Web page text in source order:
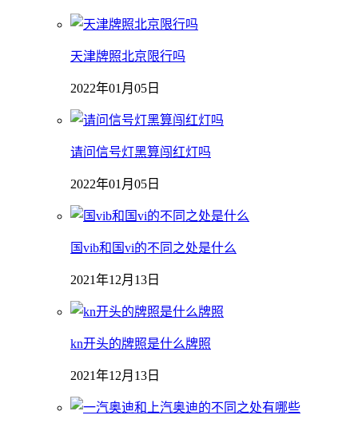
天津牌照北京限行吗
2022年01月05日
请问信号灯黑算闯红灯吗
2022年01月05日
国vib和国vi的不同之处是什么
2021年12月13日
kn开头的牌照是什么牌照
2021年12月13日